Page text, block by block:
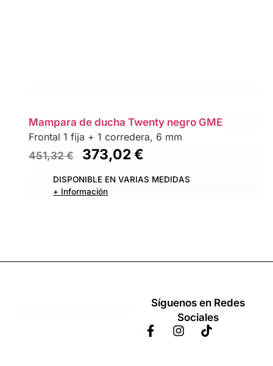
Mampara de ducha Twenty negro GME
Frontal 1 fija + 1 corredera, 6 mm
451,32€ 373,02€
DISPONIBLE EN VARIAS MEDIDAS
+ Información
Síguenos en Redes
Sociales